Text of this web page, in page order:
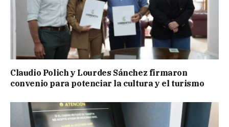
Claudio Polich y Lourdes Sánchez firmaron
convenio para potenciar la cultura y el turismo